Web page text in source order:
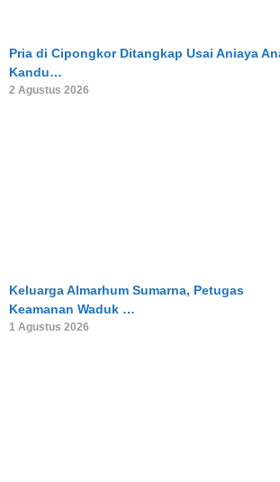
Pria di Cipongkor Ditangkap Usai Aniaya
Kandu…
2 Agustus 2026
Keluarga Almarhum Sumarna, Petugas
Keamanan Waduk …
1 Agustus 2026